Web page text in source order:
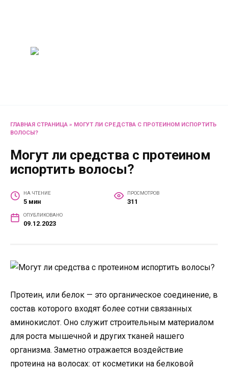
ГЛАВНАЯ СТРАНИЦА » МОГУТ ЛИ СРЕДСТВА С ПРОТЕИНОМ ИСПОРТИТЬ
ВОЛОСЫ?
Могут ли средства с протеином
испортить волосы?
НА ЧТЕНИЕ
5 мин
ПРОСМОТРОВ
311
ОПУБЛИКОВАНО
09.12.2023
Протеин, или белок — это органическое соединение, в
состав которого входят более сотни связанных
аминокислот. Оно служит строительным материалом
для роста мышечной и других тканей нашего
организма. Заметно отражается воздействие
протеина на волосах: от косметики на белковой